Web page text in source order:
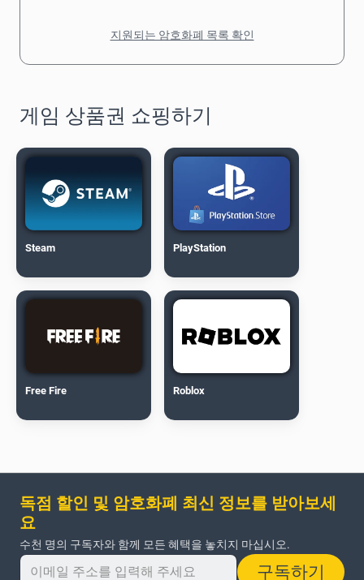
지원되는 암호화폐 목록 확인
게임 상품권 쇼핑하기
Steam PlayStation
Free Fire Roblox
독점 할인 및 암호화폐 최신 정보를 받아보세
요
수천 명의 구독자와 함께 모든 혜택을 놓치지 마십시오.
구독하기